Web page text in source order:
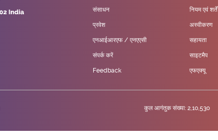
संसाधन
प्रवेश
एनआईआरएफ / एनएएसी
संपर्क करें
Feedback
नियम एवं शर्तें
अस्वीकरण
सहायता
साइटमैप
एफएक्यू
कुल आगंतुक संख्या: 2,10,530